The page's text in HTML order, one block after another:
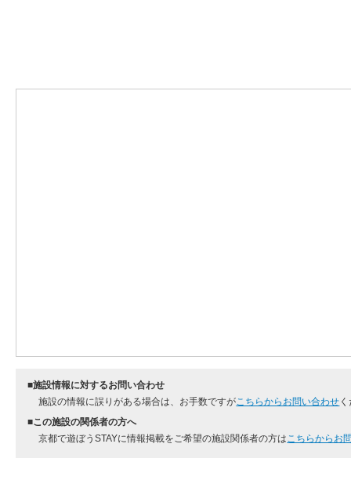
■施設情報に対するお問い合わせ
施設の情報に誤りがある場合は、お手数ですがこちらからお問い合わせ
■この施設の関係者の方へ
京都で遊ぼうSTAYに情報掲載をご希望の施設関係者の方はこちらからお